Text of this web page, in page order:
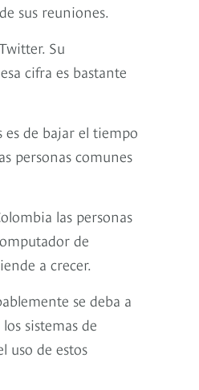
sus reuniones.
Su
cifra es bastante
es de bajar el tiempo
personas comunes
las personas
de
a crecer.
se deba a
sistemas de
uso de estos